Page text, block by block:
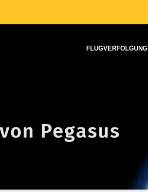
FLUGVERFOLGUNG
Pegasus